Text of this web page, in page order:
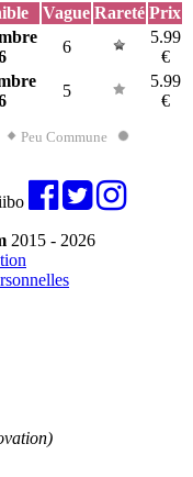
Vague Rareté Prix
6
5.99
€
5
5.99
€
Peu Commune
2015 - 2026